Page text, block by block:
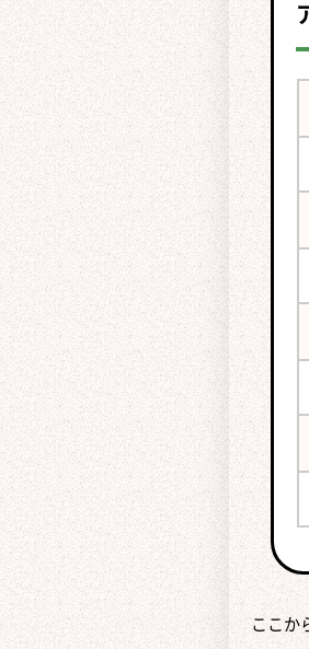
ここか